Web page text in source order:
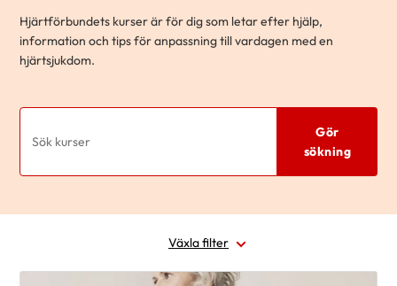
Hjärtförbundets kurser är för dig som letar efter hjälp,
information och tips för anpassning till vardagen med en
hjärtsjukdom.
Gör
sökning
Växla filter